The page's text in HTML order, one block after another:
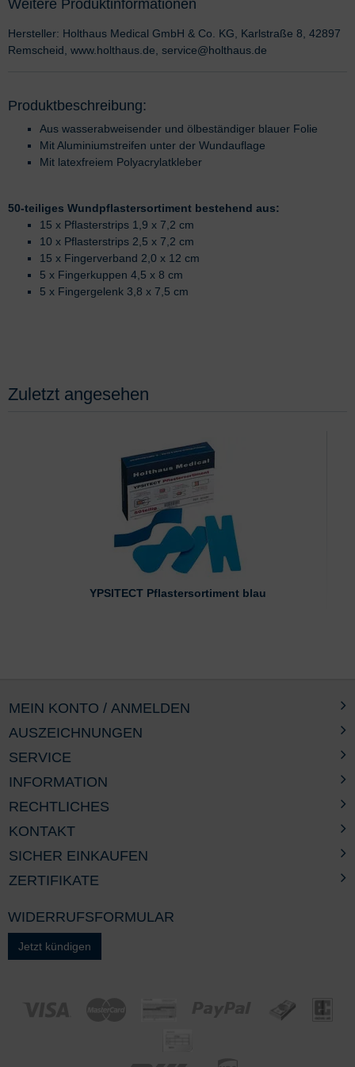
Weitere Produktinformationen
Hersteller: Holthaus Medical GmbH & Co. KG, Karlstraße 8, 42897
Remscheid, www.holthaus.de, service@holthaus.de
Produktbeschreibung:
Aus wasserabweisender und ölbeständiger blauer Folie
Mit Aluminiumstreifen unter der Wundauflage
Mit latexfreiem Polyacrylatkleber
50-teiliges Wundpflastersortiment bestehend aus:
15 x Pflasterstrips 1,9 x 7,2 cm
10 x Pflasterstrips 2,5 x 7,2 cm
15 x Fingerverband 2,0 x 12 cm
5 x Fingerkuppen 4,5 x 8 cm
5 x Fingergelenk 3,8 x 7,5 cm
Zuletzt angesehen
YPSITECT Pflastersortiment blau
AUSZEICHNUNGEN
SERVICE
INFORMATION
RECHTLICHES
MEIN KONTO / ANMELDEN
KONTAKT
SICHER EINKAUFEN
ZERTIFIKATE
WIDERRUFSFORMULAR
Jetzt kündigen